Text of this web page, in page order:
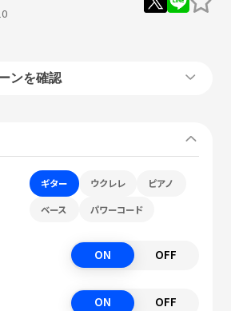
ンを確認
ギター ウクレレ ピアノ
ベース パワーコード
ON OFF
ON OFF